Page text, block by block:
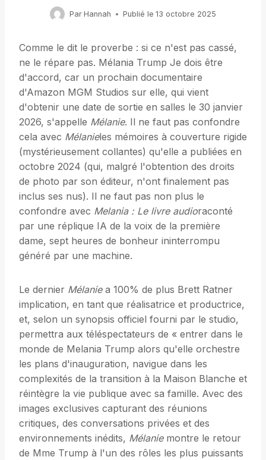
Par Hannah Publié le 13 octobre 2025
Comme le dit le proverbe : si ce n'est pas cassé,
ne le répare pas. Mélania Trump Je dois être
d'accord, car un prochain documentaire
d'Amazon MGM Studios sur elle, qui vient
d'obtenir une date de sortie en salles le 30 janvier
2026, s'appelle Mélanie. Il ne faut pas confondre
cela avec Mélanieles mémoires à couverture rigide
(mystérieusement collantes) qu'elle a publiées en
octobre 2024 (qui, malgré l'obtention des droits
de photo par son éditeur, n'ont finalement pas
inclus ses nus). Il ne faut pas non plus le
confondre avec Melania : Le livre audioraconté
par une réplique IA de la voix de la première
dame, sept heures de bonheur ininterrompu
généré par une machine.
Le dernier Mélaniea 100% de plus Brett Ratner
implication, en tant que réalisatrice et productrice,
et, selon un synopsis officiel fourni par le studio,
permettra aux téléspectateurs de « entrer dans le
monde de Melania Trump alors qu'elle orchestre
les plans d'inauguration, navigue dans les
complexités de la transition à la Maison Blanche et
réintègre la vie publique avec sa famille. Avec des
images exclusives capturant des réunions
critiques, des conversations privées et des
environnements inédits, Mélaniemontre le retour
de Mme Trump à l'un des rôles les plus puissants